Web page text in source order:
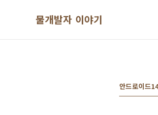
물개발자 이야기
안드로이드